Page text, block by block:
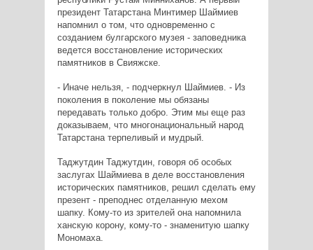
президент Татарстана Минтимер Шаймиев
напомнил о том, что одновременно с
созданием булгарского музея - заповедника
ведется восстановление исторических
памятников в Свияжске.
- Иначе нельзя, - подчеркнул Шаймиев. - Из
поколения в поколение мы обязаны
передавать только добро. Этим мы еще раз
доказываем, что многонациональный народ
Татарстана терпеливый и мудрый.
Таджутдин Таджутдин, говоря об особых
заслугах Шаймиева в деле восстановления
исторических памятников, решил сделать ему
презент - преподнес отделанную мехом
шапку. Кому-то из зрителей она напомнила
ханскую корону, кому-то - знаменитую шапку
Мономаха.